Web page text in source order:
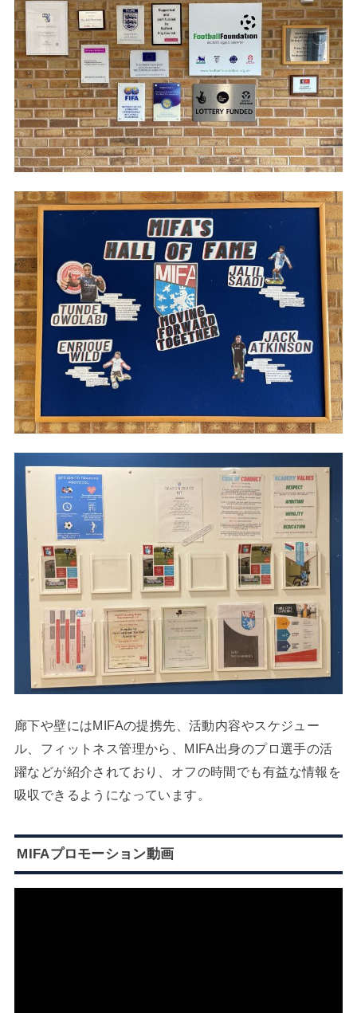
廊下や壁にはMIFAの提携先、活動内容やスケジュー
ル、フィットネス管理から、MIFA出身のプロ選手の活
躍などが紹介されており、オフの時間でも有益な情報を
吸収できるようになっています。
MIFAプロモーション動画